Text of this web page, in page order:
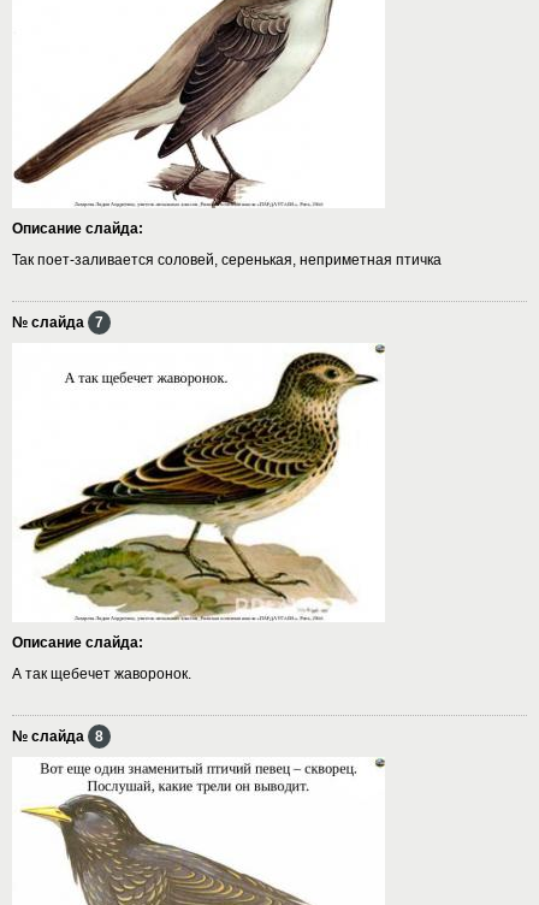
Описание слайда:
Так поет-заливается соловей, серенькая, неприметная птичка
№ слайда 7
Описание слайда:
А так щебечет жаворонок.
№ слайда 8